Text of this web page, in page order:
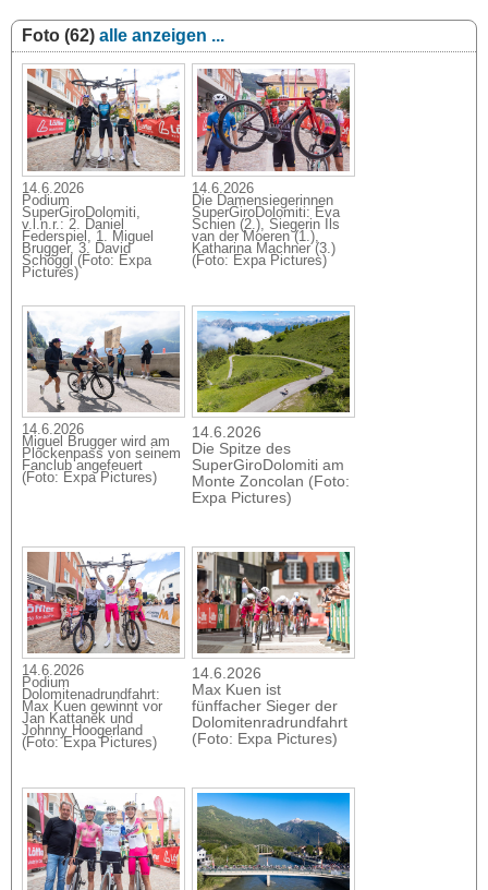
Foto (62) alle anzeigen ...
14.6.2026
Podium
SuperGiroDolomiti,
v.l.n.r.: 2. Daniel
Federspiel, 1. Miguel
Brugger, 3. David
Schöggl (Foto: Expa
Pictures)
14.6.2026
Die Damensiegerinnen
SuperGiroDolomiti: Eva
Schien (2.), Siegerin Ils
van der Moeren (1.),
Katharina Machner (3.)
(Foto: Expa Pictures)
14.6.2026
Miguel Brugger wird am
Plöckenpass von seinem
Fanclub angefeuert
(Foto: Expa Pictures)
14.6.2026
Die Spitze des
SuperGiroDolomiti am
Monte Zoncolan (Foto:
Expa Pictures)
14.6.2026
Podium
Dolomitenadrundfahrt:
Max Kuen gewinnt vor
Jan Kattanek und
Johnny Hoogerland
(Foto: Expa Pictures)
14.6.2026
Max Kuen ist
fünffacher Sieger der
Dolomitenradrundfahrt
(Foto: Expa Pictures)